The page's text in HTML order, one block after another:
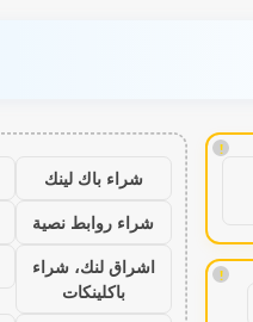
!
!
شراء باك لينك
شراء روابط نصية
اشراق لنك، شراء
باكلينكات